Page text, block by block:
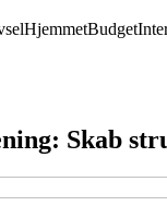
HjemmetBudget
Skab